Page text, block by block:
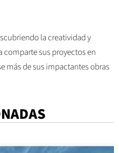
la creatividad y
comparte sus proyectos en
más de sus impactantes obras